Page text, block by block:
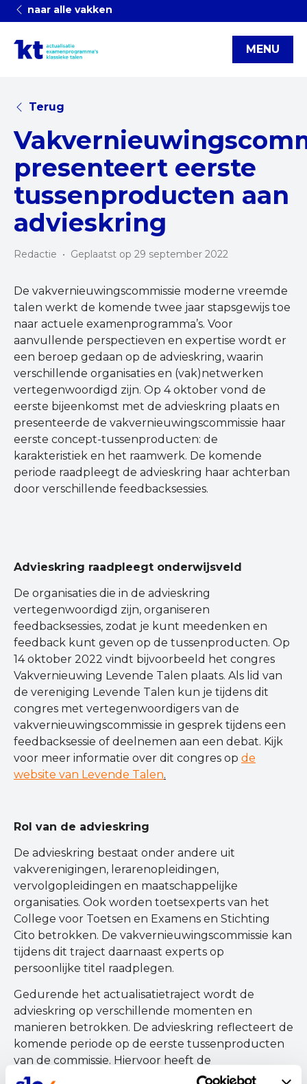
naar alle vakken
MENU
Terug
presenteert eerste
tussenproducten aan
advieskring
Redactie • Geplaatst op 29 september 2022
De vakvernieuwingscommissie moderne vreemde
talen werkt de komende twee jaar stapsgewijs toe
naar actuele examenprogramma’s. Voor
aanvullende perspectieven en expertise wordt er
een beroep gedaan op de advieskring, waarin
verschillende organisaties en (vak)netwerken
vertegenwoordigd zijn. Op 4 oktober vond de
eerste bijeenkomst met de advieskring plaats en
presenteerde de vakvernieuwingscommissie haar
eerste concept-tussenproducten: de
karakteristiek en het raamwerk. De komende
periode raadpleegt de advieskring haar achterban
door verschillende feedbacksessies.
Advieskring raadpleegt onderwijsveld
De organisaties die in de advieskring
vertegenwoordigd zijn, organiseren
feedbacksessies, zodat je kunt meedenken en
feedback kunt geven op de tussenproducten. Op
14 oktober 2022 vindt bijvoorbeeld het congres
Vakvernieuwing Levende Talen plaats. Als lid van
de vereniging Levende Talen kun je tijdens dit
congres met vertegenwoordigers van de
vakvernieuwingscommissie in gesprek tijdens een
feedbacksessie of deelnemen aan een debat. Kijk
voor meer informatie over dit congres op de
website van Levende Talen.
Rol van de advieskring
De advieskring bestaat onder andere uit
vakverenigingen, lerarenopleidingen,
vervolgopleidingen en maatschappelijke
organisaties. Ook worden toetsexperts van het
College voor Toetsen en Examens en Stichting
Cito betrokken. De vakvernieuwingscommissie kan
tijdens dit traject daarnaast experts op
persoonlijke titel raadplegen.
Gedurende het actualisatietraject wordt de
advieskring op verschillende momenten en
manieren betrokken. De advieskring reflecteert de
komende periode op de eerste tussenproducten
van de commissie. Hiervoor heeft de
vakvernieuwingscommissie specifieke